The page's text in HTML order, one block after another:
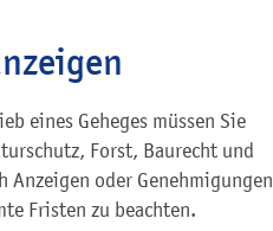
eines Geheges müssen Sie
Forst, Baurecht und
Anzeigen oder Genehmigungen
Fristen zu beachten.